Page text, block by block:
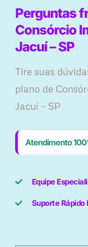
Perguntas
Consórcio
Jacuí – SP
Tire suas
plano ​de
Jacuí – SP
Atendimento
Equipe
Suporte Rápido